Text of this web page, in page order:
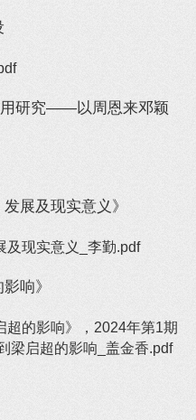
用研究——以周恩来邓颖
展及现实意义》
及现实意义_李勤.pdf
响》
超的影响》，2024年第1期
梁启超的影响_盖金香.pdf